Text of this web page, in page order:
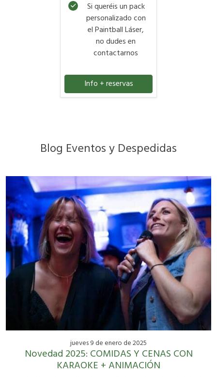
Si queréis un pack
personalizado con
el Paintball Láser,
no dudes en
contactarnos
Info + reservas
Blog Eventos y Despedidas
jueves 9 de enero de 2025
Novedad 2025: COMIDAS Y CENAS CON
KARAOKE + ANIMACIÓN